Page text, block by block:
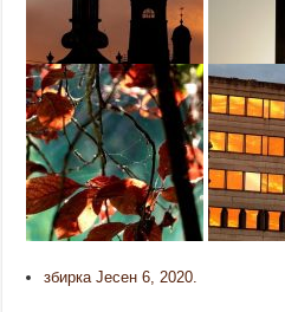
збирка Јесен 6, 2020.